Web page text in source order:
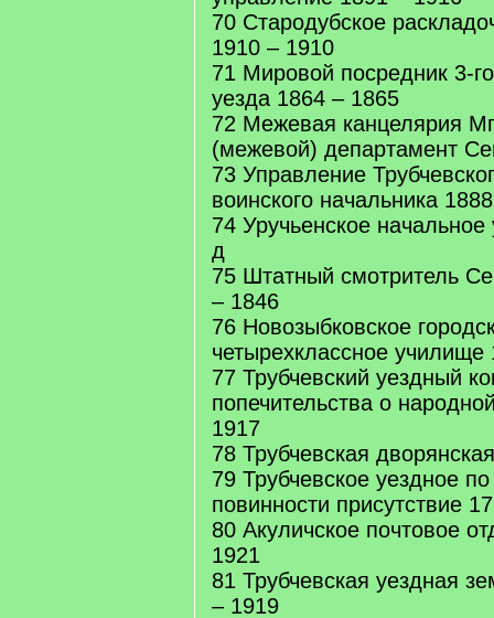
70 Стародубское
1910 – 1910
71 Мировой посредник 3-
уезда 1864 – 1865
72 Межевая канцелярия
(межевой) департамент
73 Управление
воинского начальника
74 Уручьенское
д
75 Штатный смотритель
– 1846
76 Новозыбковское
четырехклассное училище
77 Трубчевский уездный
попечительства о
1917
78 Трубчевская
79 Трубчевское уездное
повинности присутствие
80 Акуличское почтовое
1921
81 Трубчевская уездная
– 1919